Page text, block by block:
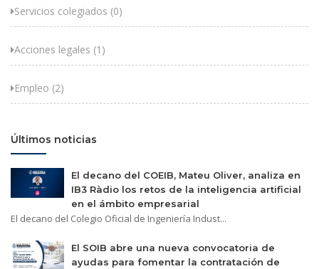
Servicios colegiados (0)
Acciones legales (1)
Empleo (2)
Últimos noticias
El decano del COEIB, Mateu Oliver, analiza en
IB3 Ràdio los retos de la inteligencia artificial
en el ámbito empresarial
El decano del Colegio Oficial de Ingeniería Indust...
El SOIB abre una nueva convocatoria de
ayudas para fomentar la contratación de